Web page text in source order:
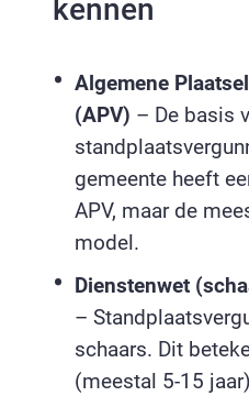
kennen
Algemene
(APV) – De basis
gemeente heeft
APV, maar de
model.
Dienstenwet
–
schaars. Dit
(meestal 5-15